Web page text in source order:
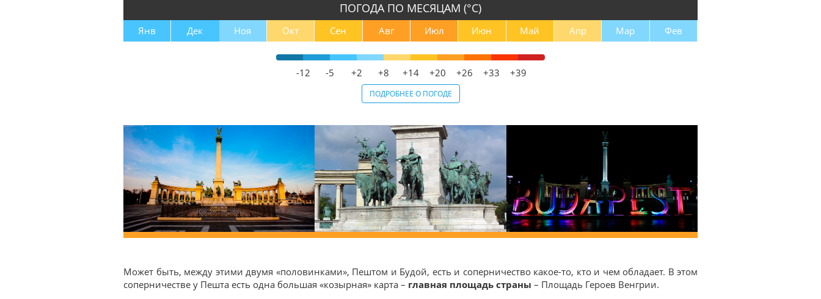
ПОГОДА ПО МЕСЯЦАМ (°С)
Янв Дек Ноя Окт Сен Авг Июл Июн Май Апр Мар Фев
-12 -5 +2 +8 +14 +20 +26 +33 +39
ПОДРОБНЕЕ О ПОГОДЕ
Может быть, между этими двумя «половинками», Пештом и Будой, есть и соперничество какое-то, кто и чем обладает. В этом
соперничестве у Пешта есть одна большая «козырная» карта – главная площадь страны – Площадь Героев Венгрии.